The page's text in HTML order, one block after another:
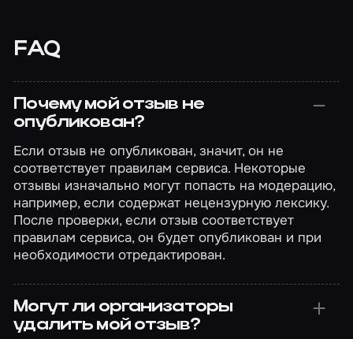
FAQ
Почему мой отзыв не
опубликован?
Если отзыв не опубликован, значит, он не
соответствует правилам сервиса. Некоторые
отзывы изначально могут попасть на модерацию,
например, если содержат нецензурную лексику.
После проверки, если отзыв соответствует
правилам сервиса, он будет опубликован и при
необходимости отредактирован.
Могут ли организаторы
удалить мой отзыв?